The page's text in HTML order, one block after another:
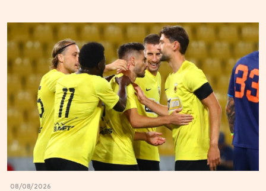
08/08/2026